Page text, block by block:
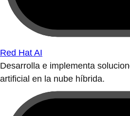
Red Hat AI
Desarrolla e implementa
artificial en la nube híbrida.